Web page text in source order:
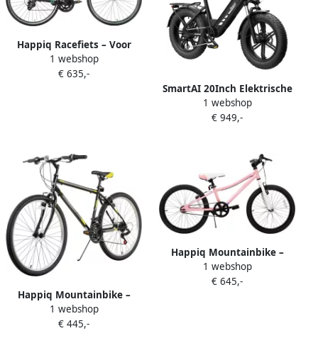
Happiq Racefiets – Voor
heren racegebruik –
Aluminium frame Shimano
1 webshop
€ 635,-
SmartAI 20Inch Elektrische
Fiets – 250W Motor 48V20Ah
Lithium Accu – Actieradius
Fatbike Banden Shi o 7
Versnellingen–Elektrische
Stadsfiets–Zwart
1 webshop
€ 949,-
Happiq Mountainbike –
Voor volwassenen en – 24
26 inch (61 66 cm) 21
1 webshop
€ 445,-
Happiq Mountainbike –
Voor en – 21 versnellingen
mechanische schijfrem
1 webshop
€ 645,-